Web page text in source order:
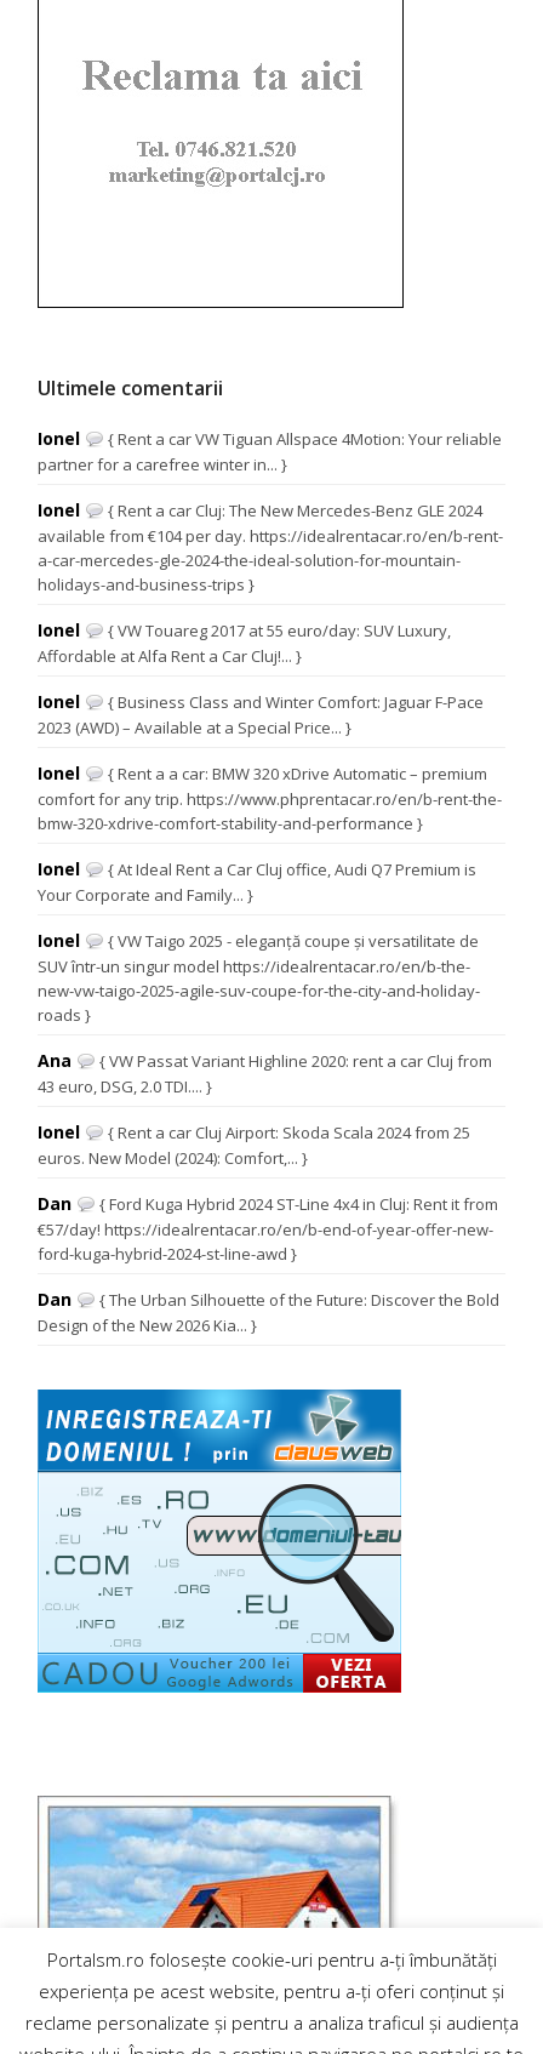
Ultimele comentarii
Ionel
{ Rent a car VW Tiguan Allspace 4Motion: Your reliable
partner for a carefree winter in... }
Ionel
{ Rent a car Cluj: The New Mercedes-Benz GLE 2024
available from €104 per day. https://idealrentacar.ro/en/b-rent-
a-car-mercedes-gle-2024-the-ideal-solution-for-mountain-
holidays-and-business-trips }
Ionel
{ VW Touareg 2017 at 55 euro/day: SUV Luxury,
Affordable at Alfa Rent a Car Cluj!... }
Ionel
{ Business Class and Winter Comfort: Jaguar F-Pace
2023 (AWD) – Available at a Special Price... }
Ionel
{ Rent a a car: BMW 320 xDrive Automatic – premium
comfort for any trip. https://www.phprentacar.ro/en/b-rent-the-
bmw-320-xdrive-comfort-stability-and-performance }
Ionel
{ At Ideal Rent a Car Cluj office, Audi Q7 Premium is
Your Corporate and Family... }
Ionel
{ VW Taigo 2025 - eleganță coupe și versatilitate de
SUV într-un singur model https://idealrentacar.ro/en/b-the-
new-vw-taigo-2025-agile-suv-coupe-for-the-city-and-holiday-
roads }
Ana
{ VW Passat Variant Highline 2020: rent a car Cluj from
43 euro, DSG, 2.0 TDI.... }
Ionel
{ Rent a car Cluj Airport: Skoda Scala 2024 from 25
euros. New Model (2024): Comfort,... }
Dan
{ Ford Kuga Hybrid 2024 ST-Line 4x4 in Cluj: Rent it from
€57/day! https://idealrentacar.ro/en/b-end-of-year-offer-new-
ford-kuga-hybrid-2024-st-line-awd }
Dan
{ The Urban Silhouette of the Future: Discover the Bold
Design of the New 2026 Kia... }
Portalsm.ro folosește cookie-uri pentru a-ți îmbunătăți
experiența pe acest website, pentru a-ți oferi conținut și
reclame personalizate și pentru a analiza traficul și audiența